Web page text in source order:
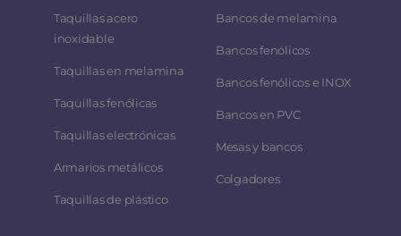
Taquillas acero
inoxidable
Taquillas en melamina
Taquillas fenólicas
Taquillas electrónicas
Armarios metálicos
Taquillas de plástico
Bancos de melamina
Bancos fenólicos
Bancos fenólicos e INOX
Bancos en PVC
Mesas y bancos
Colgadores